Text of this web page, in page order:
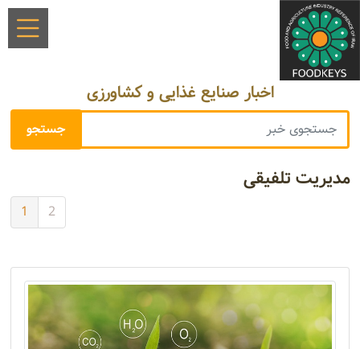
اخبار صنایع غذایی و کشاورزی
مدیریت تلفیقی
1 2